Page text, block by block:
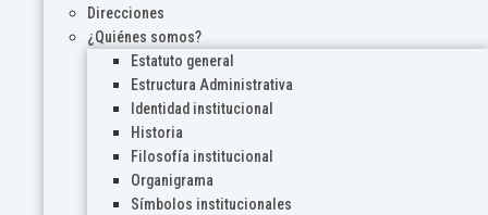
Direcciones
¿Quiénes somos?
Estatuto general
Estructura Administrativa
Identidad institucional
Historia
Filosofía institucional
Organigrama
Símbolos institucionales